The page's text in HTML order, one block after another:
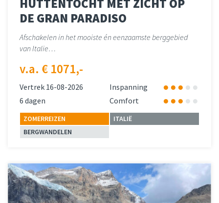
HUTTENTOCHT MET ZICHT OP
DE GRAN PARADISO
Afschakelen in het mooiste én eenzaamste berggebied
van Italie…
v.a. € 1071,-
Vertrek 16-08-2026
Inspanning
6 dagen
Comfort
ZOMERREIZEN
ITALIË
BERGWANDELEN